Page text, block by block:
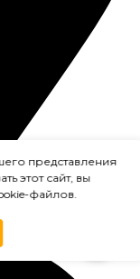
представления
этот сайт, вы
файлов.